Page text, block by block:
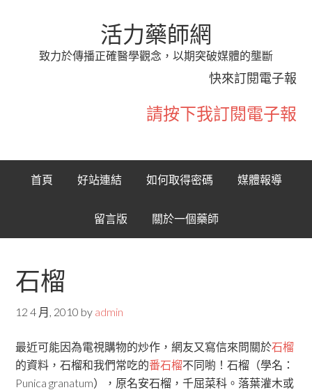
活力藥師網
致力於傳播正確醫學觀念，以期突破媒體的壟斷
快來訂閱電子報
請按下我訂閱電子報
首頁 好站連結 如何取得密碼 媒體報導
留言版 關於一個藥師
石榴
12 4 月, 2010 by admin
最近可能因為電視購物的炒作，網友又寫信來問關於石榴
的資料，石榴和我們常吃的番石榴不同喲！石榴（學名：
Punica granatum），原名安石榴，千屈菜科。落葉灌木或